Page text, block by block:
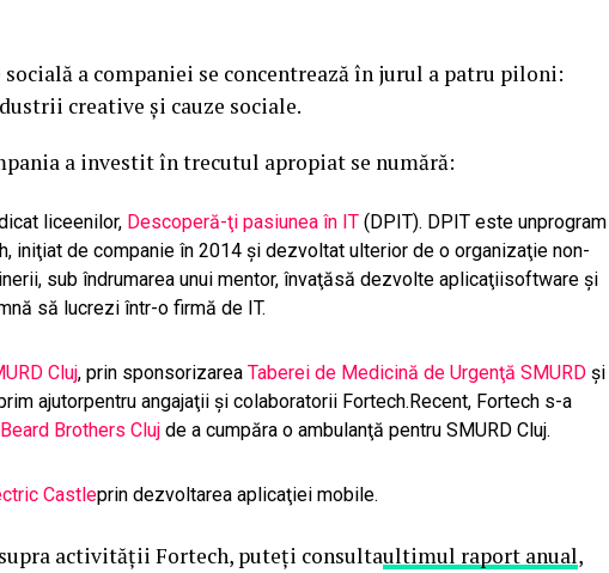
a companiei se concentrează în jurul a patru piloni:
creative şi cauze sociale.
a investit în trecutul apropiat se numără:
liceenilor, Descoperă-ţi pasiunea în IT (DPIT). DPIT este unprogram
iniţiat de companie în 2014 şi dezvoltat ulterior de o organizaţie non-
sub îndrumarea unui mentor, învaţăsă dezvolte aplicaţiisoftware şi
să lucrezi într-o firmă de IT.
Cluj, prin sponsorizarea Taberei de Medicină de Urgenţă SMURD şi
ajutorpentru angajaţii şi colaboratorii Fortech.Recent, Fortech s-a
Beard Brothers Cluj de a cumpăra o ambulanţă pentru SMURD Cluj.
Castleprin dezvoltarea aplicaţiei mobile.
activităţii Fortech, puteţi consultaultimul raport anual,